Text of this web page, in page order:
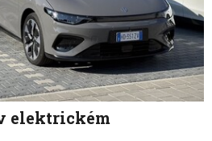
elektrickém